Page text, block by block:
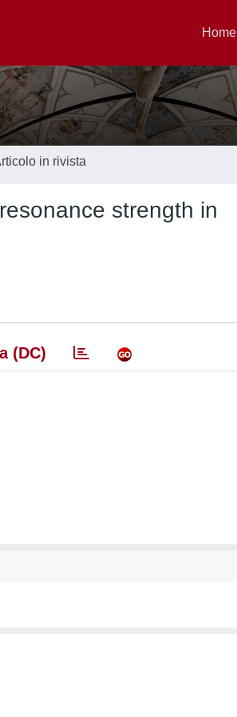
Home
in rivista
strength in
(DC)